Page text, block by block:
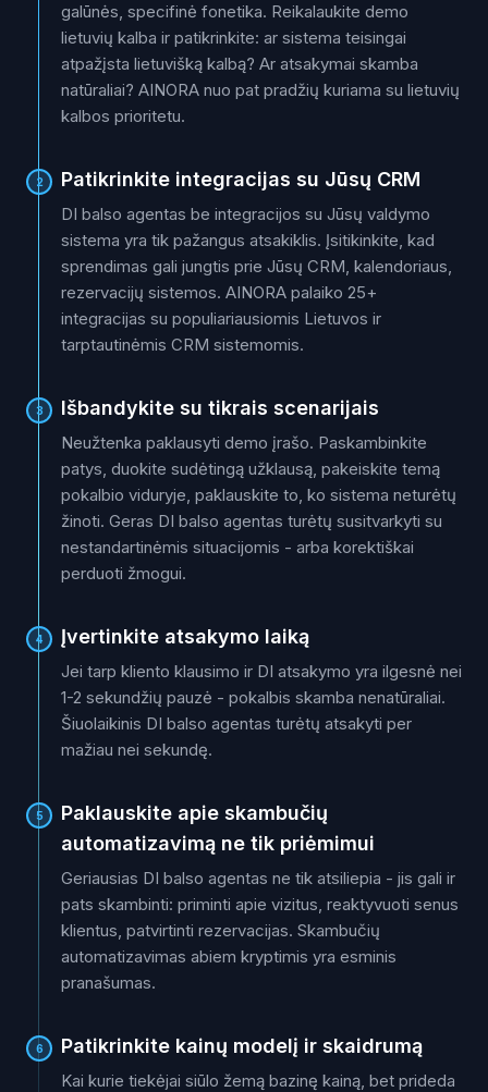
galūnės, specifinė fonetika. Reikalaukite demo
lietuvių kalba ir patikrinkite: ar sistema teisingai
atpažįsta lietuvišką kalbą? Ar atsakymai skamba
natūraliai? AINORA nuo pat pradžių kuriama su lietuvių
kalbos prioritetu.
2 Patikrinkite integracijas su Jūsų CRM
DI balso agentas be integracijos su Jūsų valdymo
sistema yra tik pažangus atsakiklis. Įsitikinkite, kad
sprendimas gali jungtis prie Jūsų CRM, kalendoriaus,
rezervacijų sistemos. AINORA palaiko 25+
integracijas su populiariausiomis Lietuvos ir
tarptautinėmis CRM sistemomis.
3 Išbandykite su tikrais scenarijais
Neužtenka paklausyti demo įrašo. Paskambinkite
patys, duokite sudėtingą užklausą, pakeiskite temą
pokalbio viduryje, paklauskite to, ko sistema neturėtų
žinoti. Geras DI balso agentas turėtų susitvarkyti su
nestandartinėmis situacijomis - arba korektiškai
perduoti žmogui.
4 Įvertinkite atsakymo laiką
Jei tarp kliento klausimo ir DI atsakymo yra ilgesnė nei
1-2 sekundžių pauzė - pokalbis skamba nenatūraliai.
Šiuolaikinis DI balso agentas turėtų atsakyti per
mažiau nei sekundę.
5
Paklauskite apie skambučių
automatizavimą ne tik priėmimui
Geriausias DI balso agentas ne tik atsiliepia - jis gali ir
pats skambinti: priminti apie vizitus, reaktyvuoti senus
klientus, patvirtinti rezervacijas. Skambučių
automatizavimas abiem kryptimis yra esminis
pranašumas.
6 Patikrinkite kainų modelį ir skaidrumą
Kai kurie tiekėjai siūlo žemą bazinę kainą, bet prideda